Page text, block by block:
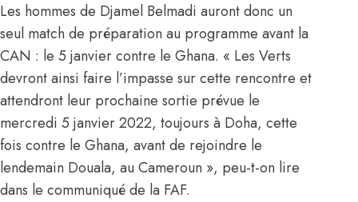
Les hommes de Djamel Belmadi auront donc un
seul match de préparation au programme avant la
CAN : le 5 janvier contre le Ghana. « Les Verts
devront ainsi faire l’impasse sur cette rencontre et
attendront leur prochaine sortie prévue le
mercredi 5 janvier 2022, toujours à Doha, cette
fois contre le Ghana, avant de rejoindre le
lendemain Douala, au Cameroun », peu-t-on lire
dans le communiqué de la FAF.